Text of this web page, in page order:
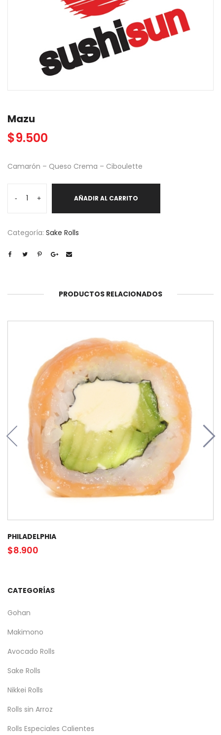
Mazu
$9.500
Camarón – Queso Crema – Ciboulette
-
cantidad+ AÑADIR AL CARRITO
Categoría: Sake Rolls
PRODUCTOS RELACIONADOS
PHILADELPHIA
$8.900
CATEGORÍAS
Gohan
Makimono
Avocado Rolls
Sake Rolls
Nikkei Rolls
Rolls sin Arroz
Rolls Especiales Calientes